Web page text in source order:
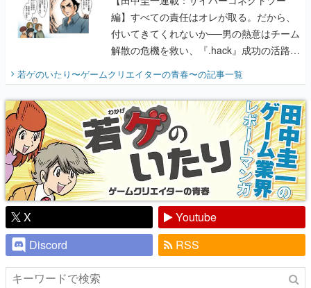
編】すべての責任はオレが取る。だから、
付いてきてくれないか──男の熱意はチーム
解散の危機を救い、『.hack』成功の活路を
開く。業界の快男児・松山 洋に流れる血は
『少年ジャンプ』色だった【若ゲのいた
り】
若ゲのいたり〜ゲームクリエイターの青春〜の記事一覧
X
Youtube
Discord
RSS